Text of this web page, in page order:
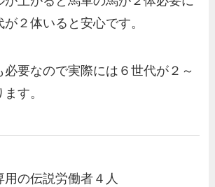
２体いると安心です。
必要なので実際には ６世代が２～
す。
用の伝説労働者４人